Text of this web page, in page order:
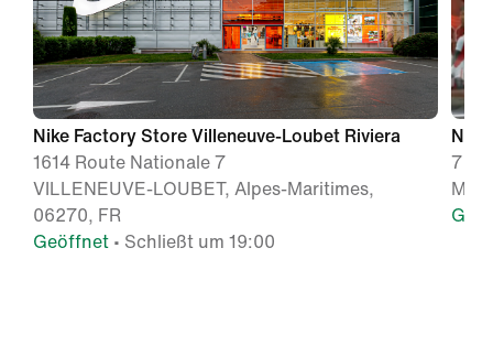
Nike Factory Store Villeneuve-Loubet Riviera
1614 Route Nationale 7
VILLENEUVE-LOUBET, Alpes-Maritimes,
06270, FR
Geöffnet • Schließt um 19:00
7